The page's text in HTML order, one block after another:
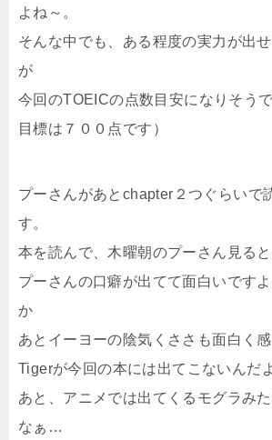
よね～。
そんな中でも、ある程度の実力が出
が
今回のTOEICの点数目安になりそう
目標は７００点です）
プーさんがあとchapter２つぐらいで
す。
本を読んで、木曜朝のプーさん見ると
プーさんの口癖が出てて面白いです
か
あとイーヨーの陰気くささも面白く感
Tigerが今回の本には出てこないんだ
あと、アニメでは出てくるモグラみ
なぁ…